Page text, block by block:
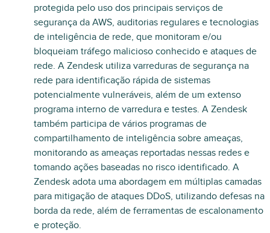
protegida pelo uso dos principais serviços de
segurança da AWS, auditorias regulares e tecnologias
de inteligência de rede, que monitoram e/ou
bloqueiam tráfego malicioso conhecido e ataques de
rede. A Zendesk utiliza varreduras de segurança na
rede para identificação rápida de sistemas
potencialmente vulneráveis, além de um extenso
programa interno de varredura e testes. A Zendesk
também participa de vários programas de
compartilhamento de inteligência sobre ameaças,
monitorando as ameaças reportadas nessas redes e
tomando ações baseadas no risco identificado. A
Zendesk adota uma abordagem em múltiplas camadas
para mitigação de ataques DDoS, utilizando defesas na
borda da rede, além de ferramentas de escalonamento
e proteção.